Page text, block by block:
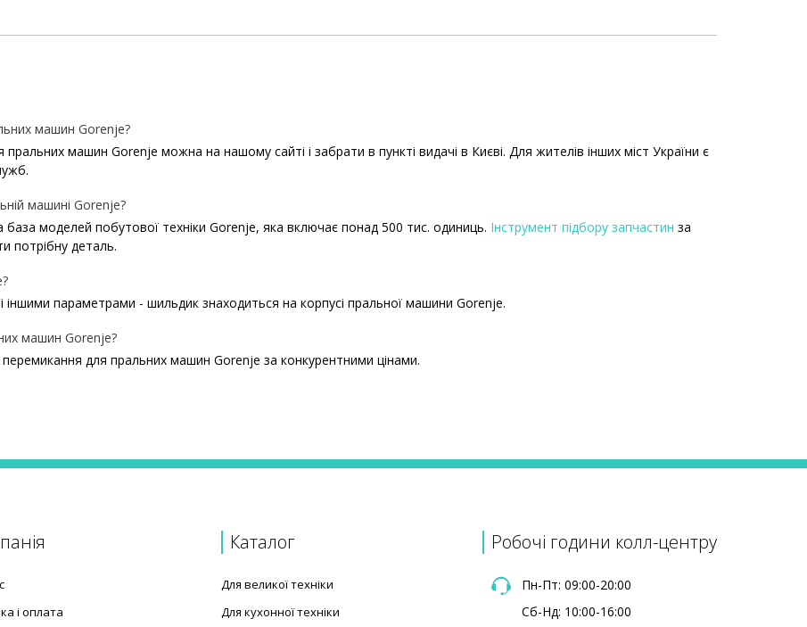
машин Gorenje?
машин Gorenje можна на нашому сайті і забрати в пункті видачі в Києві. Для жителів інших міст України є
машині Gorenje?
база моделей побутової техніки Gorenje, яка включає понад 500 тис. одиниць. Інструмент підбору запчастин за
потрібну деталь.
іншими параметрами - шильдик знаходиться на корпусі пральної машини Gorenje.
машин Gorenje?
для пральних машин Gorenje за конкурентними цінами.
машини Gorenje 333910
395 ₴
машини Gorenje 581268
машини Gorenje 312080
530 ₴
581269
і оплата
Каталог
Для великої техніки
Для кухонної техніки
Робочі години колл-центру
Пн-Пт: 09:00-20:00
Сб-Нд: 10:00-16:00